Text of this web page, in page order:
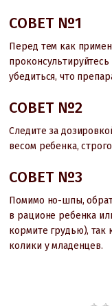
СОВЕТ №1
Перед тем как
убедиться, что
СОВЕТ №2
Следите за
весом ребенка,
СОВЕТ №3
Помимо но-шпы,
в рационе ребенка
кормите грудью), так
колики у младенцев.